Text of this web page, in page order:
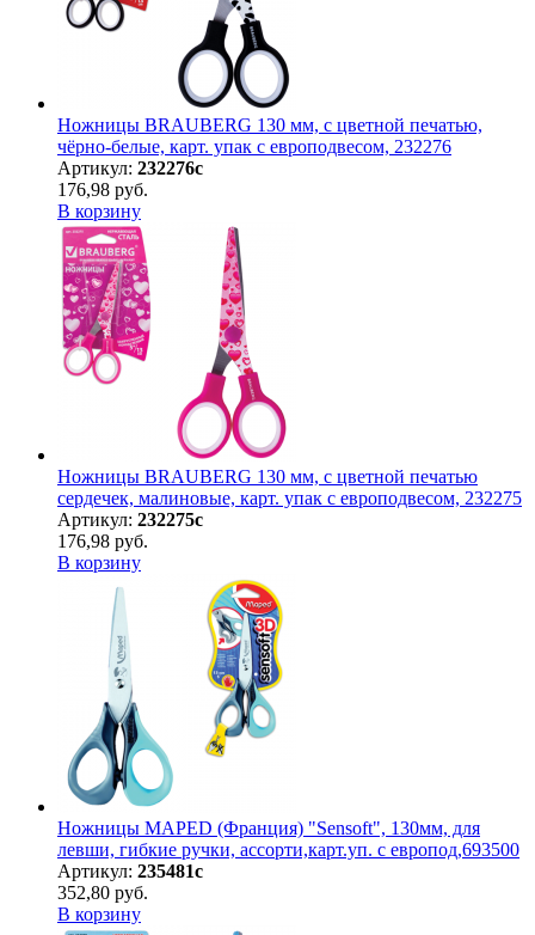
Ножницы BRAUBERG 130 мм, с цветной печатью,
чёрно-белые, карт. упак с европодвесом, 232276
Артикул: 232276с
176,98 руб.
В корзину
Ножницы BRAUBERG 130 мм, с цветной печатью
сердечек, малиновые, карт. упак с европодвесом, 232275
Артикул: 232275с
176,98 руб.
В корзину
Ножницы MAPED (Франция) "Sensoft", 130мм, для
левши, гибкие ручки, ассорти,карт.уп. с европод,693500
Артикул: 235481с
352,80 руб.
В корзину